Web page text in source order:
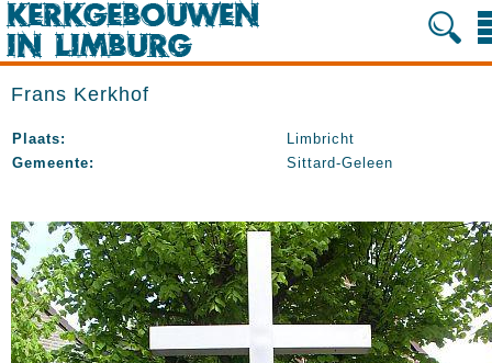
Frans Kerkhof
Plaats:
Limbricht
Gemeente:
Sittard-Geleen